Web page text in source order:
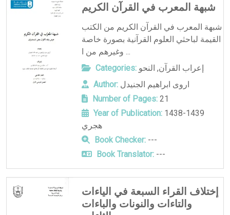
شبهة المعرب في القرآن الكريم
شبهة المعرب في القرآن الكريم من الكتب
القيمة لباحثي العلوم القرآنية بصورة خاصة
وغيرهم من ا ...
Categories:
إعراب القرآن, النحو
Author: اروى ابراهيم الجنيدل
Number of Pages:21
Year of Publication:1438-1439
هجري
Book Checker:---
Book Translator:---
إختلاف القراء السبعة في الياءات
والتاءات والنونات والباءات